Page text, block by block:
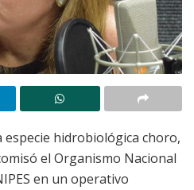
especie hidrobiológica choro,
el Organismo Nacional
en un operativo